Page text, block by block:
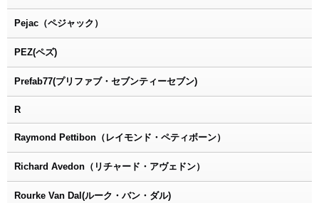
Pejac（ペジャック）
PEZ(ペズ)
Prefab77(プリファブ・セブンティーセブン)
R
Raymond Pettibon（レイモンド・ペティボーン）
Richard Avedon（リチャード・アヴェドン）
Rourke Van Dal(ルーク・バン・ダル)